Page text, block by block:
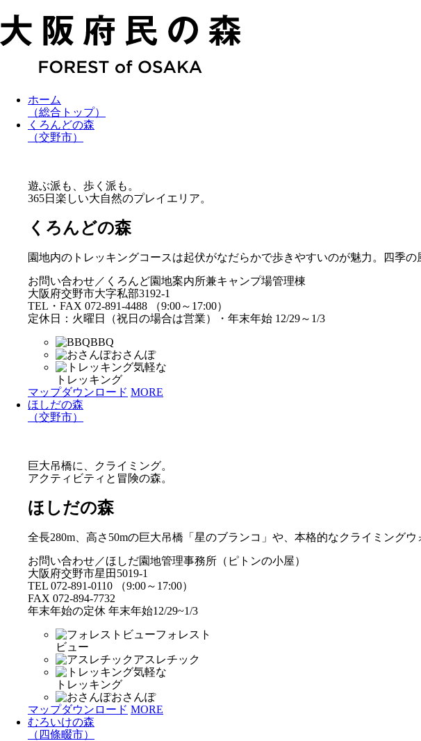
ホーム
（総合トップ）
くろんどの森
（交野市）
遊ぶ派も、歩く派も。
365日楽しい大自然のプレイエリア。
くろんどの森
園地内のトレッキングコースは起伏がなだらかで歩きやすいのが魅力。四季
お問い合わせ／くろんど園地案内所兼キャンプ場管理棟
大阪府交野市大字私部3192-1
TEL・FAX 072-891-4488 （9:00～17:00）
定休日：火曜日（祝日の場合は営業）・年末年始 12/29～1/3
BBQ
おさんぽ
気軽な
トレッキング
マップダウンロード MORE
ほしだの森
（交野市）
巨大吊橋に、クライミング。
アクティビティと冒険の森。
ほしだの森
全長280m、高さ50mの巨大吊橋「星のブランコ」や、本格的なクライミング
お問い合わせ／ほしだ園地管理事務所（ピトンの小屋）
大阪府交野市星田5019-1
TEL 072-891-0110 （9:00～17:00）
FAX 072-894-7732
年末年始の定休 年末年始12/29~1/3
フォレスト
ビュー
アスレチック
気軽な
トレッキング
おさんぽ
マップダウンロード MORE
むろいけの森
（四條畷市）